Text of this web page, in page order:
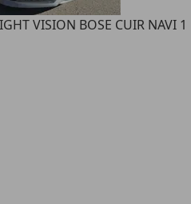
VISION BOSE CUIR NAVI 1